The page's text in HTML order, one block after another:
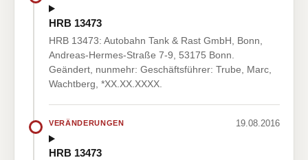
HRB 13473
HRB 13473: Autobahn Tank & Rast GmbH, Bonn,
Andreas-Hermes-Straße 7-9, 53175 Bonn.
Geändert, nunmehr: Geschäftsführer: Trube, Marc,
Wachtberg, *XX.XX.XXXX.
VERÄNDERUNGEN 19.08.2016
HRB 13473